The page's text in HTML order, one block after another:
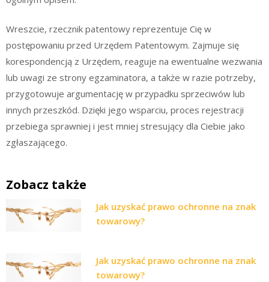
Wreszcie, rzecznik patentowy reprezentuje Cię w
postępowaniu przed Urzędem Patentowym. Zajmuje się
korespondencją z Urzędem, reaguje na ewentualne wezwania
lub uwagi ze strony egzaminatora, a także w razie potrzeby,
przygotowuje argumentację w przypadku sprzeciwów lub
innych przeszkód. Dzięki jego wsparciu, proces rejestracji
przebiega sprawniej i jest mniej stresujący dla Ciebie jako
zgłaszającego.
Zobacz także
Jak uzyskać prawo ochronne na znak
towarowy?
Jak uzyskać prawo ochronne na znak
towarowy?